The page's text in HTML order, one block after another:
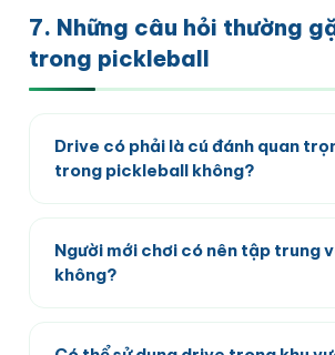
7. Những câu hỏi thường
trong pickleball
Drive có phải là cú đánh quan
trong pickleball không?
nhưng không phải là duy nhất.
yêu cầu sự kết hợp linh hoạt giữa
Người mới chơi có nên tập trung
không?
bản như giao bóng, đánh trả